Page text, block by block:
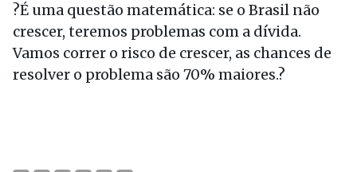
?É uma questão matemática: se o Brasil não
crescer, teremos problemas com a dívida.
Vamos correr o risco de crescer, as chances de
resolver o problema são 70% maiores.?